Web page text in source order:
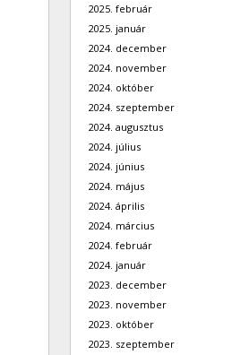
2025. február
2025. január
2024. december
2024. november
2024. október
2024. szeptember
2024. augusztus
2024. július
2024. június
2024. május
2024. április
2024. március
2024. február
2024. január
2023. december
2023. november
2023. október
2023. szeptember